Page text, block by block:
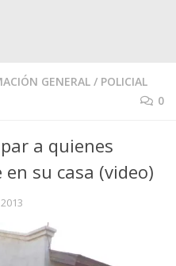
GENERAL / POLICIAL
0
a quienes
su casa (video)